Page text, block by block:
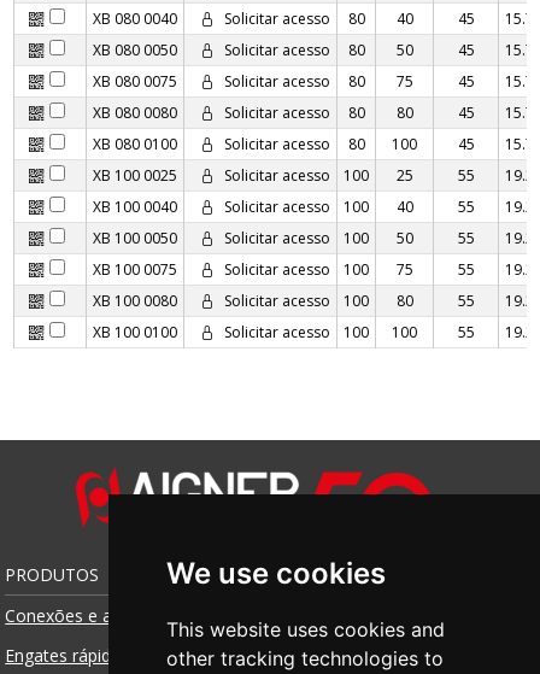
We use cookies
This website uses cookies and
other tracking technologies to
XB 080 0040
Solicitar acesso 80 40 45
15.7
XB 080 0050
Solicitar acesso 80 50 45
15.7
XB 080 0075
Solicitar acesso 80 75 45
15.7
XB 080 0080
Solicitar acesso 80 80 45
15.7
XB 080 0100
Solicitar acesso 80 100 45
15.7
XB 100 0025
Solicitar acesso 100 25 55
19.2
XB 100 0040
Solicitar acesso 100 40 55
19.2
XB 100 0050
Solicitar acesso 100 50 55
19.2
XB 100 0075
Solicitar acesso 100 75 55
19.2
XB 100 0080
Solicitar acesso 100 80 55
19.2
XB 100 0100
Solicitar acesso 100 100 55 19.2
PRODUTOS
Conexões e acessórios
Engates rápidos